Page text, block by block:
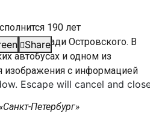
Share
Escape will cancel and
190 лет
на площади Островского. В
автобусах и одном из
изображения с информацией
Петербург»